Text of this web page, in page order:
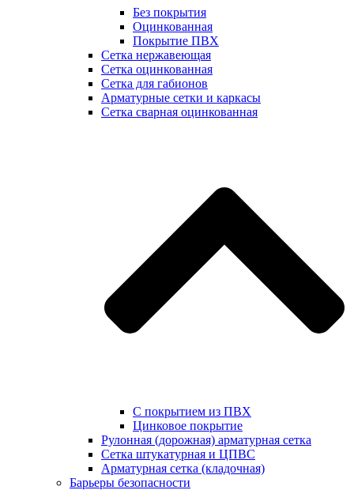
Без покрытия
Оцинкованная
Покрытие ПВХ
Сетка нержавеющая
Сетка оцинкованная
Сетка для габионов
Арматурные сетки и каркасы
Сетка сварная оцинкованная
С покрытием из ПВХ
Цинковое покрытие
Рулонная (дорожная) арматурная сетка
Сетка штукатурная и ЦПВС
Арматурная сетка (кладочная)
Барьеры безопасности